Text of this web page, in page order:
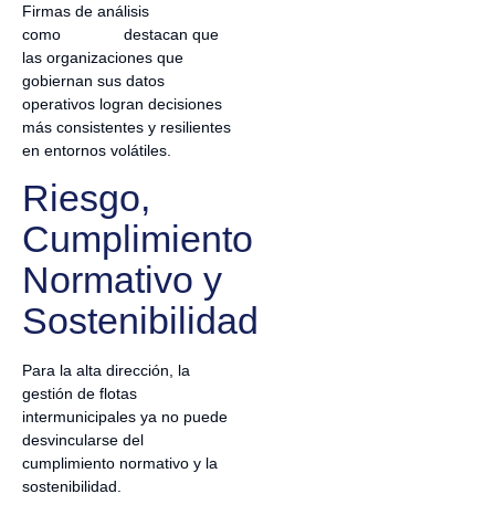
Firmas de análisis
como
destacan que
las organizaciones que
gobiernan sus datos
operativos logran decisiones
más consistentes y resilientes
en entornos volátiles.
Riesgo,
Cumplimiento
Normativo y
Sostenibilidad
Para la alta dirección, la
gestión de flotas
intermunicipales ya no puede
desvincularse del
cumplimiento normativo y la
sostenibilidad.